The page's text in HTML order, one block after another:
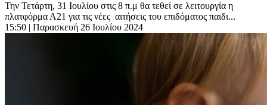
Την Τετάρτη, 31 Ιουλίου στις 8 π.μ θα τεθεί σε λειτουργία η
πλατφόρμα Α21 για τις νέες αιτήσεις του επιδόματος παιδι...
15:50 | Παρασκευή 26 Ιουλίου 2024